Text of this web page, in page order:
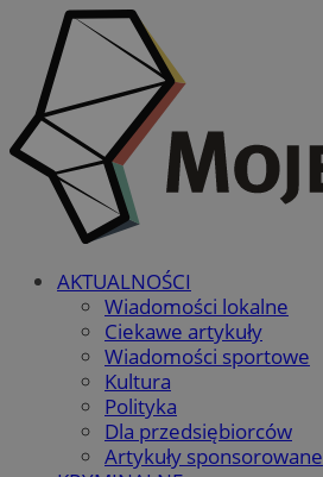
AKTUALNOŚCI
Wiadomości lokalne
Ciekawe artykuły
Wiadomości sportowe
Kultura
Polityka
Dla przedsiębiorców
Artykuły sponsorowane